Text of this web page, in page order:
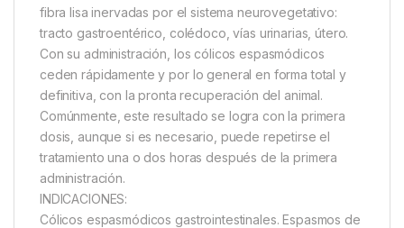
fibra lisa inervadas por el sistema neurovegetativo:
tracto gastroentérico, colédoco, vías urinarias, útero.
Con su administración, los cólicos espasmódicos
ceden rápidamente y por lo general en forma total y
definitiva, con la pronta recuperación del animal.
Comúnmente, este resultado se logra con la primera
dosis, aunque si es necesario, puede repetirse el
tratamiento una o dos horas después de la primera
administración.
INDICACIONES:
Cólicos espasmódicos gastrointestinales. Espasmos de